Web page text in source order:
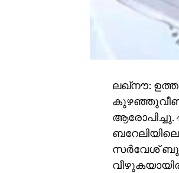
ലഖ്‌നൗ:
കുഴഞ്ഞുവീണ്
ആരോപിച്ചു.
സര്‍വേശ്